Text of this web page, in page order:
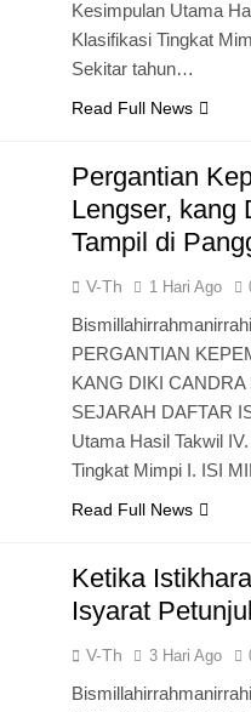
Solid & Loyal
Identitas Muhammas Qasim Sebab
Kesimpulan Utama
Klasifikasi Tingkat
Sekitar tahun…
Read Full News
Pergantian
Lengser, kang
Tampil di
V-Th 1 Hari Ago
PERGANTIAN
KANG DIKI
SEJARAH DAFTAR
Utama Hasil Takwil
Tingkat Mimpi I. ISI
Read Full News
Ketika
Isyarat
V-Th 3 Hari Ago